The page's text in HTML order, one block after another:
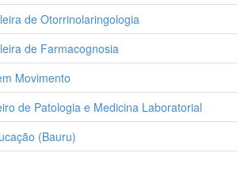
de Otorrinolaringologia
de Farmacognosia
Movimento
de Patologia e Medicina Laboratorial
(Bauru)